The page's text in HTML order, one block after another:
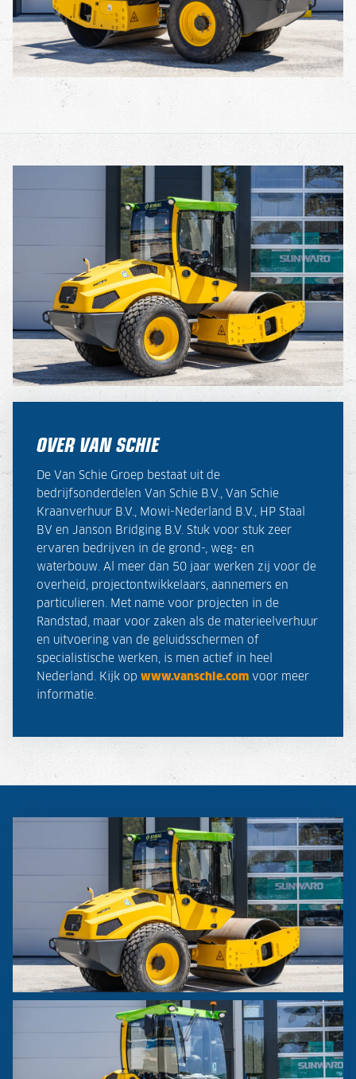
OVER VAN SCHIE
De Van Schie Groep bestaat uit de
bedrijfsonderdelen Van Schie B.V., Van Schie
Kraanverhuur B.V., Mowi-Nederland B.V., HP Staal
BV en Janson Bridging B.V. Stuk voor stuk zeer
ervaren bedrijven in de grond-, weg- en
waterbouw. Al meer dan 50 jaar werken zij voor de
overheid, projectontwikkelaars, aannemers en
particulieren. Met name voor projecten in de
Randstad, maar voor zaken als de materieelverhuur
en uitvoering van de geluidsschermen of
specialistische werken, is men actief in heel
Nederland. Kijk op www.vanschie.com voor meer
informatie.